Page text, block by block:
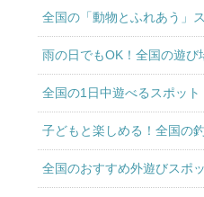
全国の「動物とふれあう」
雨の日でもOK！全国の遊び
全国の1日中遊べるスポット
子どもと楽しめる！全国の
全国のおすすめ外遊びスポ